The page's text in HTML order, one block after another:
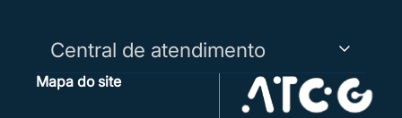
Central de atendimento
Capitais, Regiões Metropolitanas e WhatsApp:
Mapa do site